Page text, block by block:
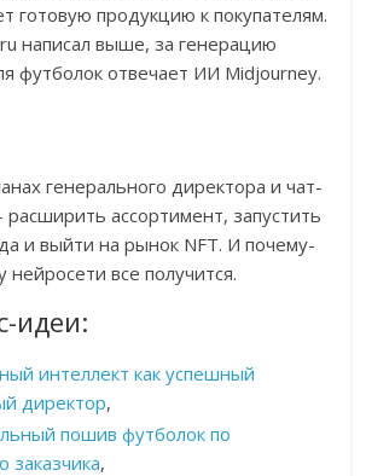
готовую продукцию к покупателям.
написал выше, за генерацию
футболок отвечает ИИ Midjourney.
генерального директора и чат-
ассортимент, запустить
и выйти на рынок NFT. И почему-
все получится.
идеи:
интеллект как успешный
директор,
пошив футболок по
заказчика,